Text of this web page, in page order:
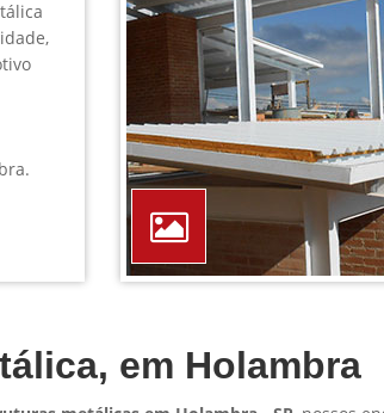
Solicitar Orçamento